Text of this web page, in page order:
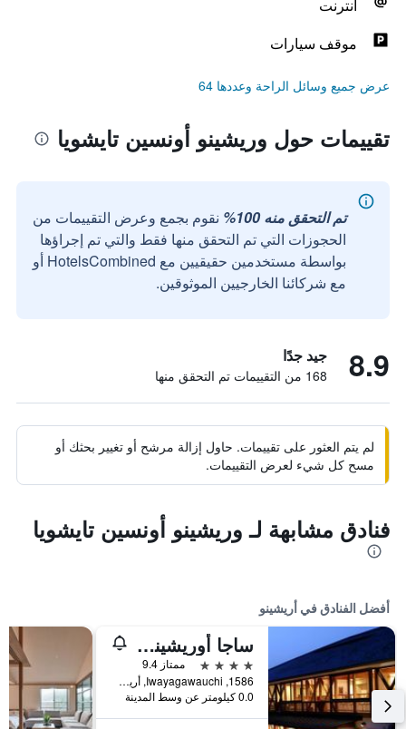
انترنت
موقف سيارات
عرض جميع وسائل الراحة وعددها 64
تقييمات حول وريشينو أونسين تايشويا
تم التحقق منه 100%
نقوم بجمع وعرض التقييمات من
الحجوزات التي تم التحقق منها فقط والتي تم إجراؤها
بواسطة مستخدمين حقيقيين مع HotelsCombined أو
مع شركائنا الخارجيين الموثوقين.
8.9 جيد جدًا
168 من التقييمات تم التحقق منها
لم يتم العثور على تقييمات. حاول إزالة مرشح أو تغيير بحثك أو
مسح كل شيء لعرض التقييمات.
فنادق مشابهة لـ وريشينو أونسين تايشويا
أفضل الفنادق في أريشينو
ساجا أوريشينو سبا شيباسانسو
4 نجوم
ممتاز 9.4
1586, Iwayagawauchi, أريشينو, اليابان
0.0 كيلومتر عن وسط المدينة